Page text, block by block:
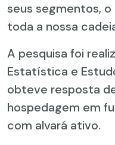
seus segmentos,
toda a nossa
A pesquisa foi
Estatística e
obteve resposta
hospedagem em
com alvará ativo.